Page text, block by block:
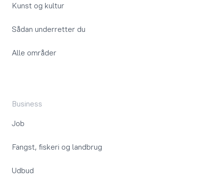
Kunst og kultur
Sådan underretter du
Alle områder
Business
Job
Fangst, fiskeri og landbrug
Udbud